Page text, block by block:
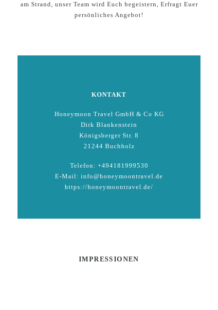
am Strand, unser Team wird Euch begeistern, Erfragt Euer
persönliches Angebot!
KONTAKT
Honeymoon Travel GmbH & Co KG
Dirk Blankenstein
Königsberger Str. 8
21244 Buchholz
Telefon: +494181999530
E-Mail: info@honeymoontravel.de
https://honeymoontravel.de/
IMPRESSIONEN